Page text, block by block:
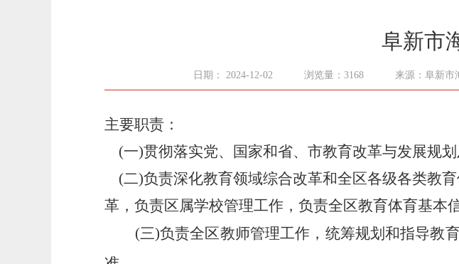
阜新市
日期： 2024-12-02 浏览量：3168 来源：阜新市
主要职责：
(一)贯彻落实党、国家和省、市教育改革与发展规
(二)负责深化教育领域综合改革和全区各级各类教
革，负责区属学校管理工作，负责全区教育体育基本
(三)负责全区教师管理工作，统筹规划和指导教